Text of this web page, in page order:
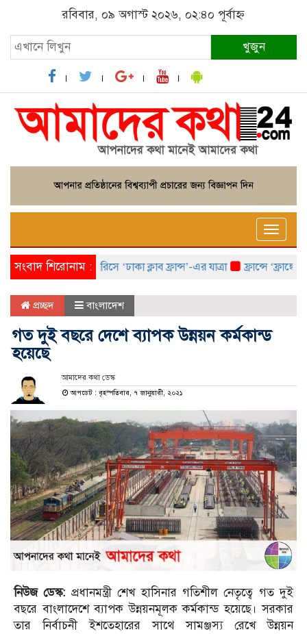
রবিবার, ০৯ অগাস্ট ২০২৬, ০২:৪০ পূর্বাহ্ন
খুজুন
Toggle
সংবাদ শিরোনাম :প্যারিসে ‘ঢাকা ক্লাব ফ্রান্স’-এর যাত্রা ফ্রান্সে ‘ফ্রাঙ্কো
প্রচ্ছদ বাংলাদেশ
গত দুই বছরে দেশে ব্যাপক উন্নয়ন কর্মকান্ড
হয়েছে
আমাদের কথা ডেস্ক
আপডেট : বৃহস্পতিবার, ৭ জানুয়ারী, ২০২১
নিউজ ডেস্ক: প্রধানমন্ত্রী শেখ হাসিনার গতিশীল নেতৃত্বে গত দুই
বছরে বাংলাদেশে ব্যাপক উন্নয়নমূলক কর্মকান্ড হয়েছে। সরকার
তার নির্বাচনী ইশতেহারের সাথে সামঞ্জস্য রেখে উন্নয়ন